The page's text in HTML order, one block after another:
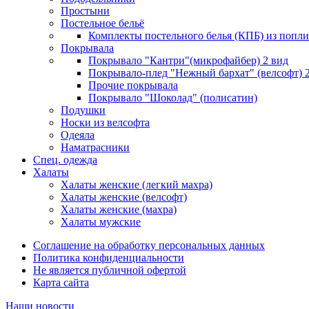
Простыни
Постельное бельё
Комплекты постельного белья (КПБ) из
Покрывала
Покрывало "Кантри"(микрофайбер) 2 вид
Покрывало-плед "Нежный бархат" (велсофт)
Прочие покрывала
Покрывало "Шоколад" (полисатин)
Подушки
Носки из велсофта
Одеяла
Наматрасники
Спец. одежда
Халаты
Халаты женские (легкий махра)
Халаты женские (велсофт)
Халаты женские (махра)
Халаты мужские
Соглашение на обработку персональных данных
Политика конфиденциальности
Не является публичной офертой
Карта сайта
Наши новости